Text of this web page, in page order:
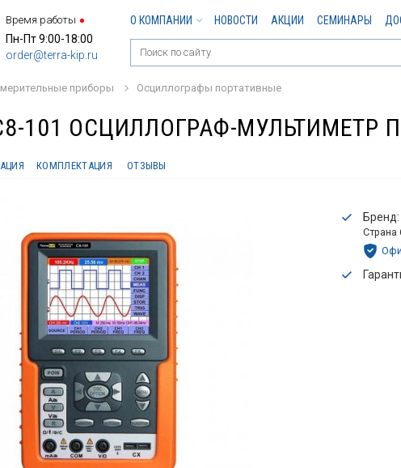
Время работы
Пн-Пт 9:00-18:00
order@terra-kip.ru
О КОМПАНИИ НОВОСТИ АКЦИИ СЕМИНАРЫ
приборы Осциллографы портативные
101 ОСЦИЛЛОГРАФ-МУЛЬТИМЕТР
КОМПЛЕКТАЦИЯ ОТЗЫВЫ
Бренд:
Страна